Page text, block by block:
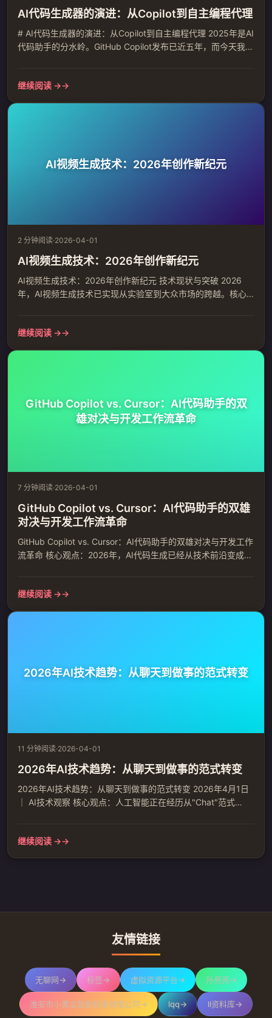
AI代码生成器的演进：从Copilot到自主编程代理
# AI代码生成器的演进：从Copilot到自主编程代理 2025年是AI
代码助手的分水岭。GitHub Copilot发布已近五年，而今天我们
（2021-2023） 以GitHub Copilot为代表的第一代AI编程助
继续阅读 →
AI视频生成技术：2026年创作新纪元
2 分钟阅读·2026-04-01
AI视频生成技术：2026年创作新纪元
AI视频生成技术：2026年创作新纪元 技术现状与突破 2026
年，AI视频生成技术已实现从实验室到大众市场的跨越。核心
高清视频 成本降低：降至传统制作的十分之一 实际应用场景 影
继续阅读 →
GitHub Copilot vs. Cursor：AI代码助手的双
雄对决与开发工作流革命
7 分钟阅读·2026-04-01
GitHub Copilot vs. Cursor：AI代码助手的双雄
对决与开发工作流革命
GitHub Copilot vs. Cursor：AI代码助手的双雄对决与开发工作
流革命 核心观点：2026年，AI代码生成已经从技术前沿变成了
代，而是一场关于开发思维和工作流的深刻变革。 一、市场格
继续阅读 →
2026年AI技术趋势：从聊天到做事的范式转变
11 分钟阅读·2026-04-01
2026年AI技术趋势：从聊天到做事的范式转变
2026年AI技术趋势：从聊天到做事的范式转变 2026年4月1日
｜ AI技术观察 核心观点：人工智能正在经历从"Chat"范式
转变预示着AI技术将从理论走向实际应用，深度融入各行各业
继续阅读 →
友情链接
无聊网→ 标签→ 虚拟资源平台→ 孙亮亮→
淮安市小黄瓜智能科技有限公司→ lqq→ ll资料库→